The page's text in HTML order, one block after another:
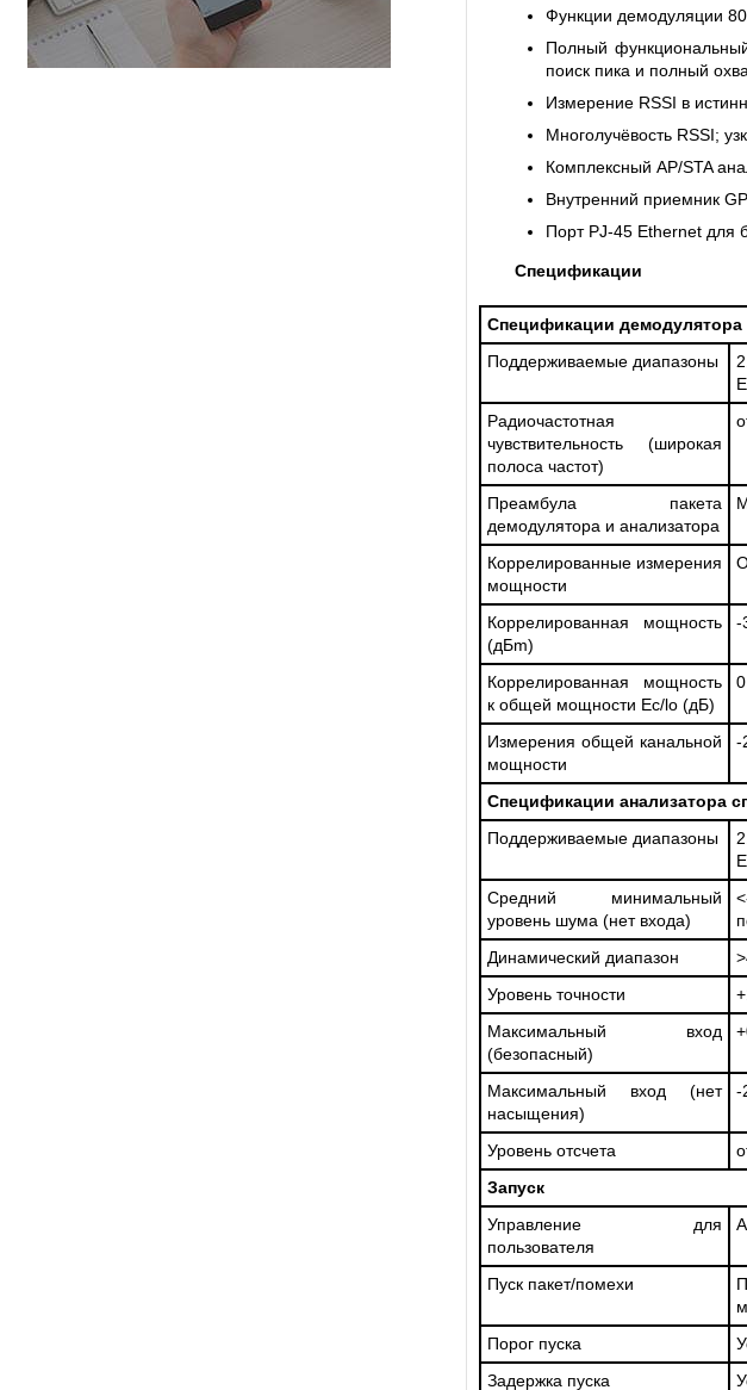
Функции демодуляции
Полный
поиск пика и полный
Измерение RSSI в
Многолучёвость RSSI;
Комплексный AP/STA
Внутренний приемник
Порт PJ-45 Ethernet для
Спецификации
Спецификации демодулятора
Поддерживаемые диапазоны
Радиочастотная
чувствительность (широкая
полоса частот)
Преамбула пакета
демодулятора и анализатора
Коррелированные измерения
мощности
Коррелированная мощность
(дБm)
-
Коррелированная мощность
к общей мощности Ec/lo (дБ)
Измерения общей канальной
мощности
-
Спецификации анализатора
Поддерживаемые диапазоны
Средний минимальный
уровень шума (нет входа)
Динамический диапазон
Уровень точности
Максимальный вход
(безопасный)
Максимальный вход (нет
насыщения)
-
Уровень отсчета
Запуск
Управление для
пользователя
Пуск пакет/помехи
Порог пуска
Задержка пуска